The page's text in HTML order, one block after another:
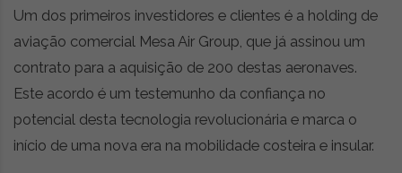
Um dos primeiros investidores e clientes é a holding de
aviação comercial Mesa Air Group, que já assinou um
contrato para a aquisição de 200 destas aeronaves.
Este acordo é um testemunho da confiança no
potencial desta tecnologia revolucionária e marca o
início de uma nova era na mobilidade costeira e insular.